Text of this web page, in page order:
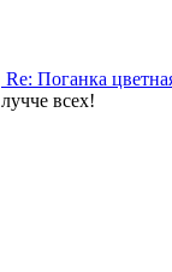
Re: Поганка
лучче всех!